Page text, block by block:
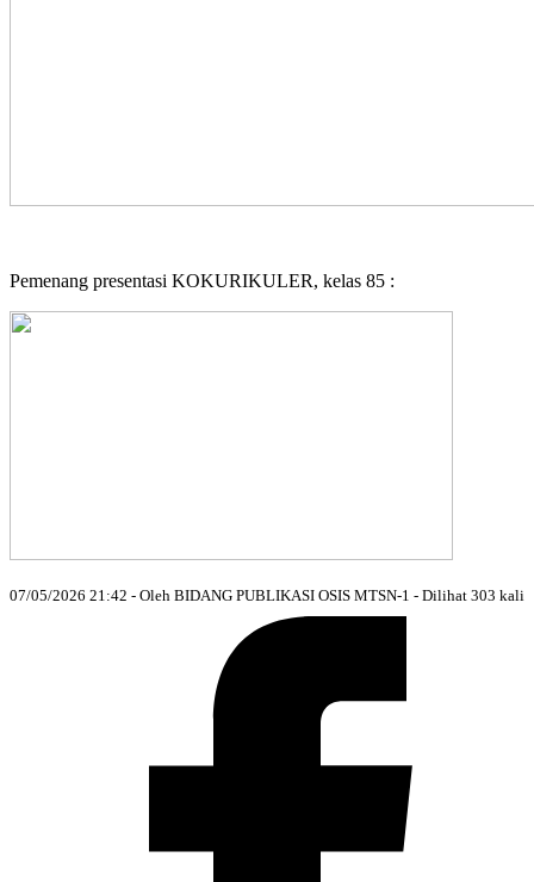
Pemenang presentasi KOKURIKULER, kelas 85 :
07/05/2026 21:42 - Oleh BIDANG PUBLIKASI OSIS MTSN-1 - Dilihat 303 kali